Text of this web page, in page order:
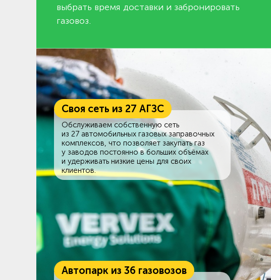
выбрать время доставки и забронировать
газовоз.
Своя сеть из 27 АГЗС
Обслуживаем собственную сеть
из 27 автомобильных газовых заправочных
комплексов, что позволяет закупать газ
у заводов постоянно в больших объёмах
и удерживать низкие цены для своих
клиентов.
Автопарк из 36 газовозов